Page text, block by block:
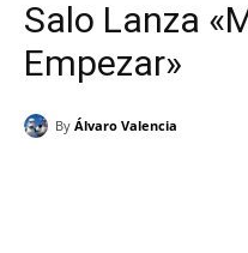
Salo Lanza
Empezar»
By Álvaro Valencia